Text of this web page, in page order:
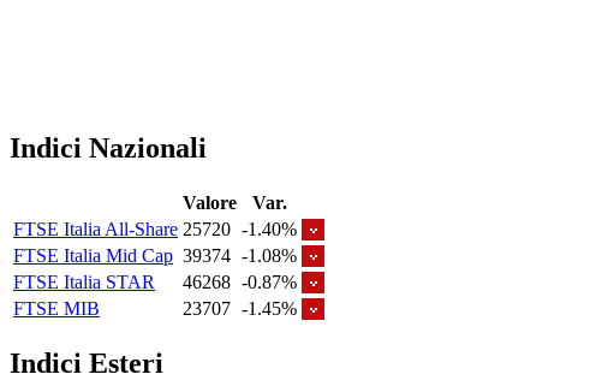
Indici Nazionali
Valore
Var.
FTSE Italia All-Share 25720 -1.40%
FTSE Italia Mid Cap 39374 -1.08%
FTSE Italia STAR
46268 -0.87%
FTSE MIB
23707 -1.45%
Indici Esteri